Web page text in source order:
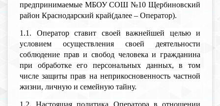
предпринимаемые МБОУ СОШ №10 Щербиновский
район Краснодарский край(далее – Оператор).
1.1. Оператор ставит своей важнейшей целью и
условием осуществления своей деятельности
соблюдение прав и свобод человека и гражданина
при обработке его персональных данных, в том
числе защиты прав на неприкосновенность частной
жизни, личную и семейную тайну.
1.2. Настоящая политика Оператора в отношении